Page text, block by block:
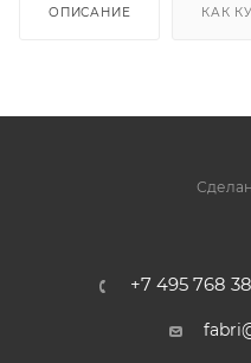
ОПИСАНИЕ КАК
+7 495 768